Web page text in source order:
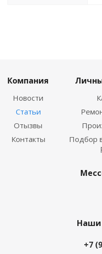
Компания
Новости
Статьи
Отызвы
Контакты
Подбор
Наши
+7